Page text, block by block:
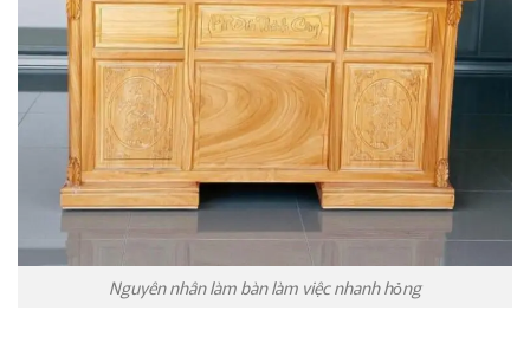
Nguyên nhân làm bàn làm việc nhanh hỏng